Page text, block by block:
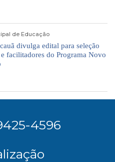
de Educação
divulga edital para seleção
facilitadores do Programa Novo
4596